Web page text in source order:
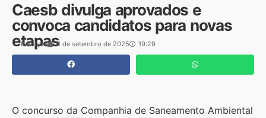
Caesb divulga aprovados e
convoca candidatos para novas
etapas
Redação 3 de setembro de 2025 19:29
O concurso da Companhia de Saneamento Ambiental